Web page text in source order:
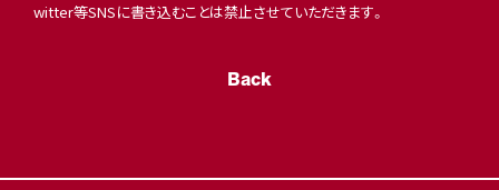
witter等SNSに書き込むことは禁止させていただきます。
Back